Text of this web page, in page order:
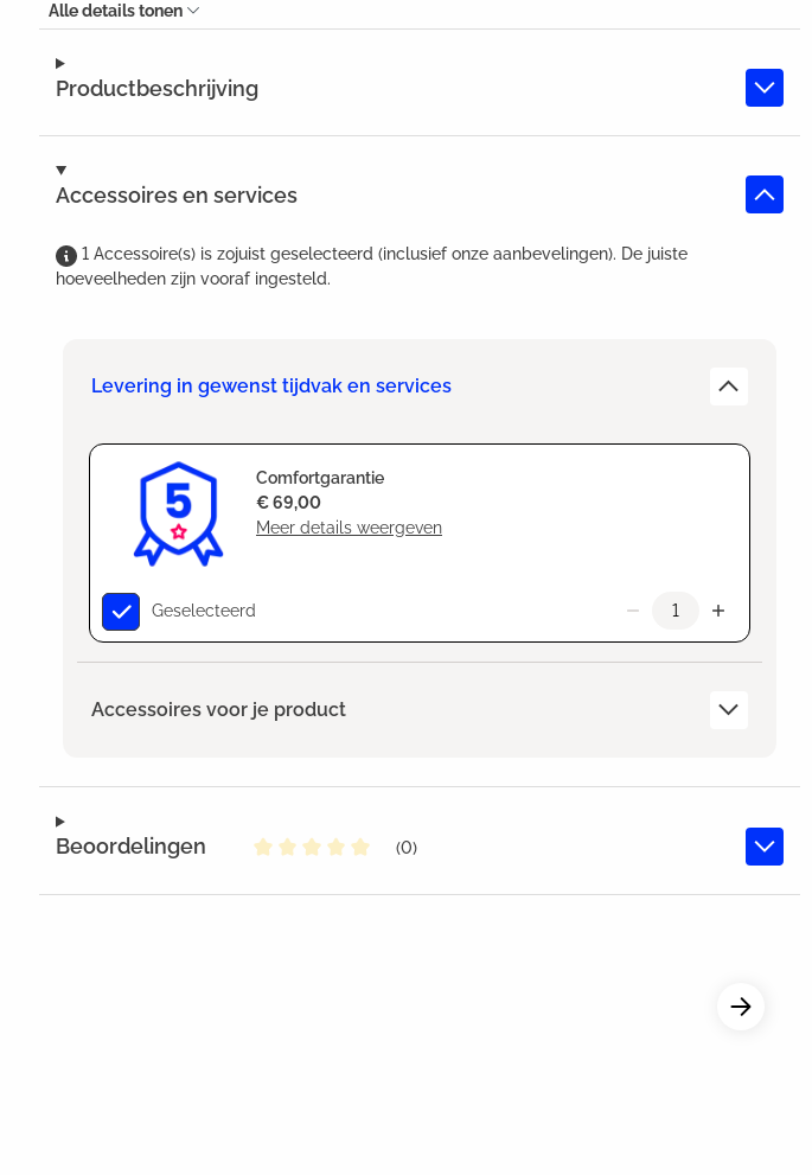
Productbeschrijving
Accessoires en services
1 Accessoire(s) is zojuist geselecteerd (inclusief onze aanbevelingen). De juiste
hoeveelheden zijn vooraf ingesteld.
Levering in gewenst tijdvak en services
Comfortgarantie
Meer details weergeven
€ 69,00
Geselecteerd
Accessoires voor je product
Beoordelingen
(0)
Alle details tonen